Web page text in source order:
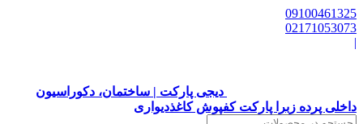
09100461325
02171053073
|
دیجی پارکت | ساختمان، دکوراسیون
داخلی پرده زبرا پارکت کفپوش کاغذدیواری